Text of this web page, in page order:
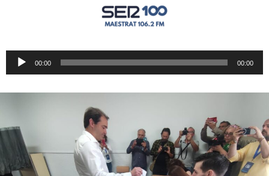
Reproductor
de
00:00 00:00